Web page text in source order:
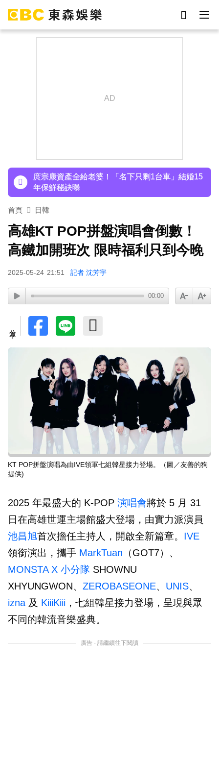
下載東森App，隨時掌握天下大小事！
年保鮮秘訣曝
百萬網紅失蹤3年遇害！遭閨密設局赴菲「綁架撕
票」千萬贖金救不回
八點檔女神美照遭放大腳趾！被酸「暗沉皺褶」本
人無奈回應
首頁 日韓
高雄KT POP拼盤演唱會倒數！
高鐵加開班次 限時福利只到今晚
2025-05-24 21:51 記者 沈芳宇
00:00
KT POP拼盤演唱為由IVE領軍七組韓星接力登場。（圖／友善的狗
提供)
2025 年最盛大的 K-POP 演唱會將於 5 月 31
日在高雄世運主場館盛大登場，由實力派演員
池昌旭首次擔任主持人，開啟全新篇章。 IVE
領銜演出，攜手 MarkTuan （GOT7）、
MONSTA X 小分隊 SHOWNU
XHYUNGWON、 ZEROBASEONE、 UNIS、
izna 及 KiiiKiii ，七組韓星接力登場，呈現與眾
不同的韓流音樂盛典。
廣告 - 請繼續往下閱讀